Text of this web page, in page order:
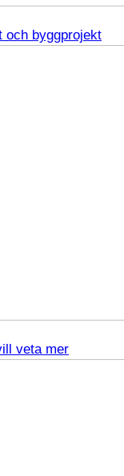
och byggprojekt
veta mer